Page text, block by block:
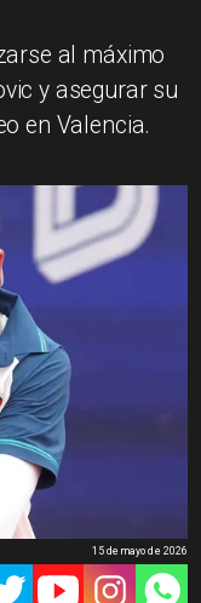
al máximo
y asegurar su
en Valencia.
15 de mayo de 2026